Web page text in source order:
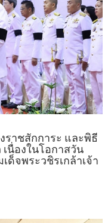
ราชสักการะ และพิธี
นื่องในโอกาสวัน
ด็จพระวชิรเกล้าเจ้า